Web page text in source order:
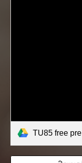
TU85 free